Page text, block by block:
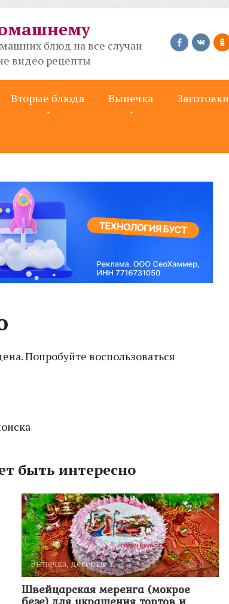
блюд на все случаи
видео рецепты
Вторые блюда Выпечка Заготовки
Попробуйте воспользоваться
быть интересно
Выпечка, десерты 0
Швейцарская меренга (мокрое